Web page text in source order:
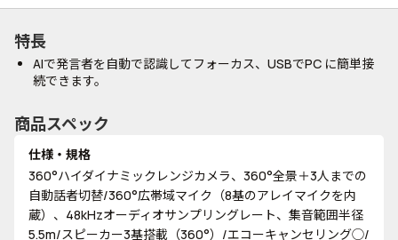
特長
AIで発言者を自動で認識してフォーカス、USBでPC に簡単接
続できます。
商品スペック
仕様・規格
360°ハイダイナミックレンジカメラ、360°全景＋3人までの
自動話者切替/360°広帯域マイク（8基のアレイマイクを内
蔵）、48kHzオーディオサンプリングレート、集音範囲半径
5.5m/スピーカー3基搭載（360°）/エコーキャンセリング◯/